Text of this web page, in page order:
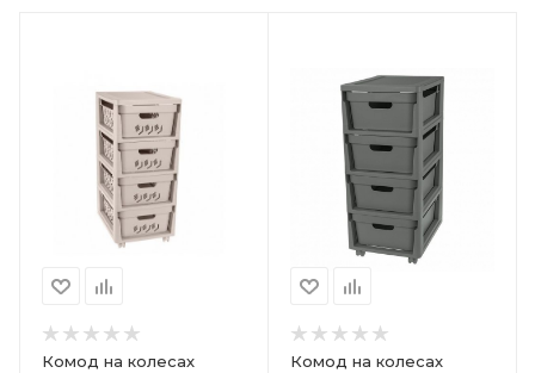
Комод на колесах
Комод на колесах